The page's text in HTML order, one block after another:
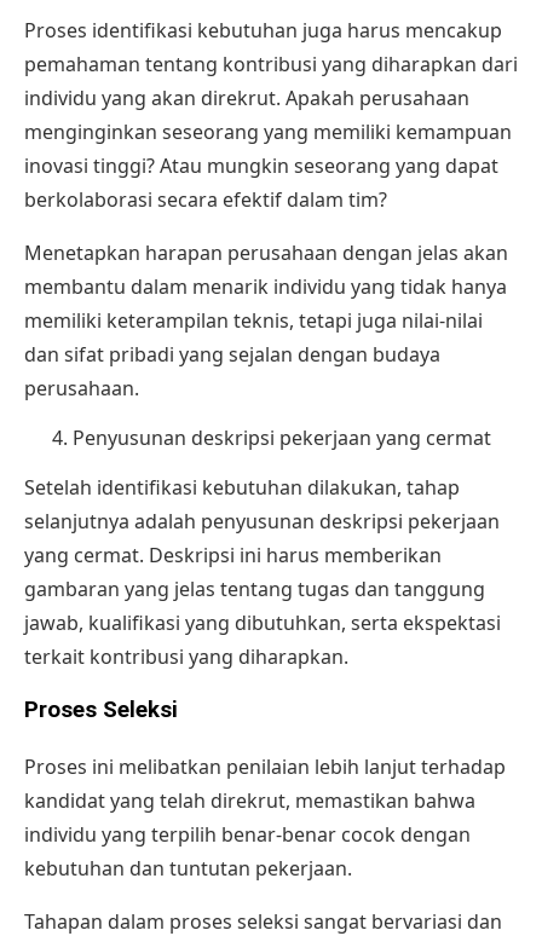
Proses identifikasi kebutuhan juga harus mencakup
pemahaman tentang kontribusi yang diharapkan dari
individu yang akan direkrut. Apakah perusahaan
menginginkan seseorang yang memiliki kemampuan
inovasi tinggi? Atau mungkin seseorang yang dapat
berkolaborasi secara efektif dalam tim?
Menetapkan harapan perusahaan dengan jelas akan
membantu dalam menarik individu yang tidak hanya
memiliki keterampilan teknis, tetapi juga nilai-nilai
dan sifat pribadi yang sejalan dengan budaya
perusahaan.
Penyusunan deskripsi pekerjaan yang cermat
Setelah identifikasi kebutuhan dilakukan, tahap
selanjutnya adalah penyusunan deskripsi pekerjaan
yang cermat. Deskripsi ini harus memberikan
gambaran yang jelas tentang tugas dan tanggung
jawab, kualifikasi yang dibutuhkan, serta ekspektasi
terkait kontribusi yang diharapkan.
Proses Seleksi
Proses ini melibatkan penilaian lebih lanjut terhadap
kandidat yang telah direkrut, memastikan bahwa
individu yang terpilih benar-benar cocok dengan
kebutuhan dan tuntutan pekerjaan.
Tahapan dalam proses seleksi sangat bervariasi dan